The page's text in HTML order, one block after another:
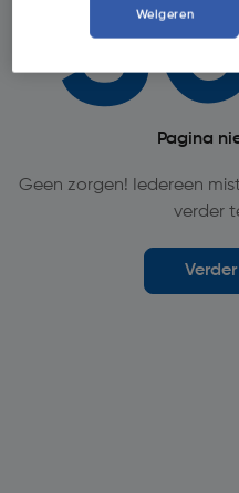
Pagina
Geen zorgen! Iedereen
verder
Weigeren